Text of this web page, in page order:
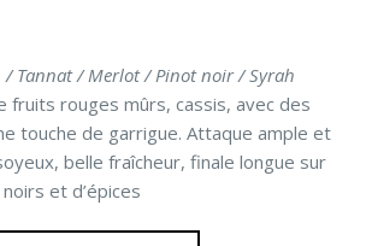
/ Tannat / Merlot / Pinot noir / Syrah
fruits rouges mûrs, cassis, avec des
touche de garrigue. Attaque ample et
belle fraîcheur, finale longue sur
et d’épices